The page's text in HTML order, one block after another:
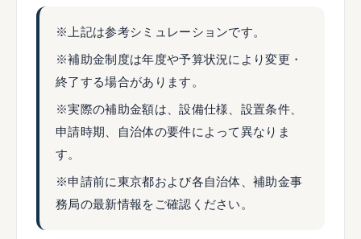
※上記は参考シミュレーションです。
※補助金制度は年度や予算状況により変更・
終了する場合があります。
※実際の補助金額は、設備仕様、設置条件、
申請時期、自治体の要件によって異なりま
す。
※申請前に東京都および各自治体、補助金事
務局の最新情報をご確認ください。